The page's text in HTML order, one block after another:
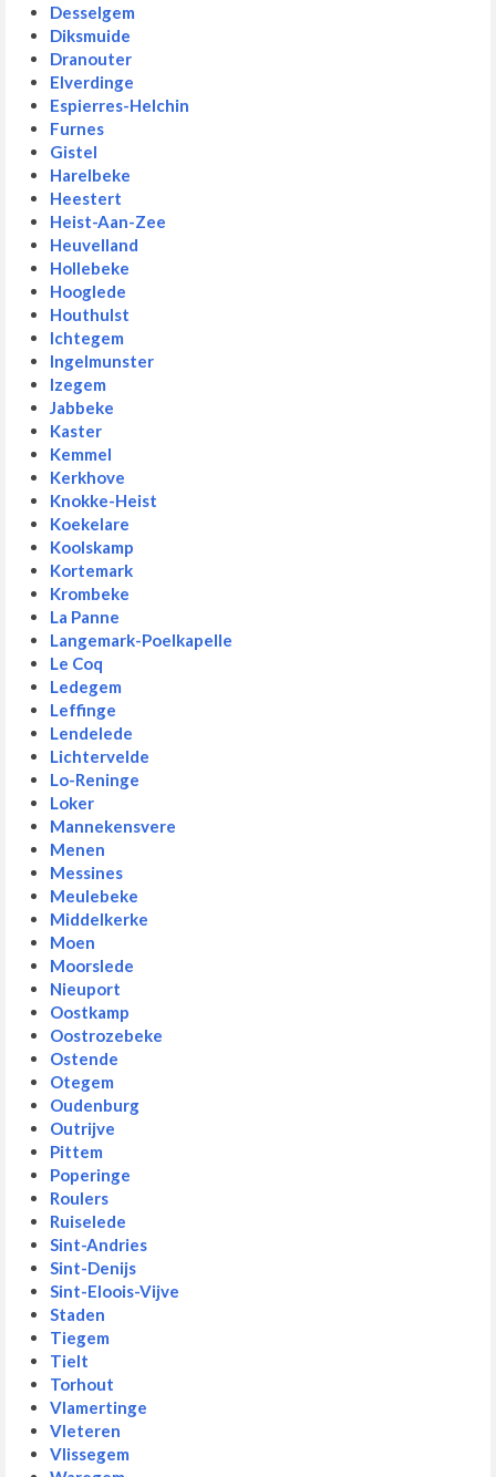
Desselgem
Diksmuide
Dranouter
Elverdinge
Espierres-Helchin
Furnes
Gistel
Harelbeke
Heestert
Heist-Aan-Zee
Heuvelland
Hollebeke
Hooglede
Houthulst
Ichtegem
Ingelmunster
Izegem
Jabbeke
Kaster
Kemmel
Kerkhove
Knokke-Heist
Koekelare
Koolskamp
Kortemark
Krombeke
La Panne
Langemark-Poelkapelle
Le Coq
Ledegem
Leffinge
Lendelede
Lichtervelde
Lo-Reninge
Loker
Mannekensvere
Menen
Messines
Meulebeke
Middelkerke
Moen
Moorslede
Nieuport
Oostkamp
Oostrozebeke
Ostende
Otegem
Oudenburg
Outrijve
Pittem
Poperinge
Roulers
Ruiselede
Sint-Andries
Sint-Denijs
Sint-Eloois-Vijve
Staden
Tiegem
Tielt
Torhout
Vlamertinge
Vleteren
Vlissegem